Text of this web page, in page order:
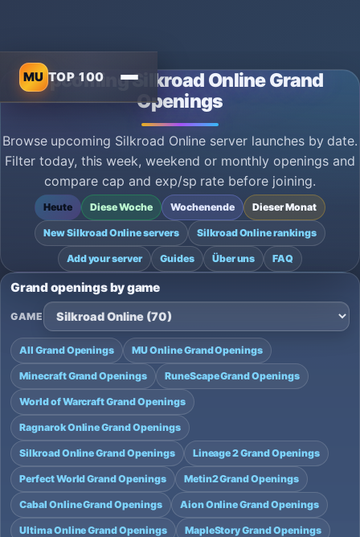
MU TOP 100
Upcoming Silkroad Online Grand
Openings
Browse upcoming Silkroad Online server launches by date.
Filter today, this week, weekend or monthly openings and
compare cap and exp/sp rate before joining.
Heute Diese Woche Wochenende Dieser Monat
New Silkroad Online servers Silkroad Online rankings
Add your server Guides Über uns FAQ
Grand openings by game
GAME
All Grand Openings MU Online Grand Openings
Minecraft Grand Openings RuneScape Grand Openings
World of Warcraft Grand Openings
Ragnarok Online Grand Openings
Silkroad Online Grand Openings Lineage 2 Grand Openings
Perfect World Grand Openings Metin2 Grand Openings
Cabal Online Grand Openings Aion Online Grand Openings
Ultima Online Grand Openings MapleStory Grand Openings